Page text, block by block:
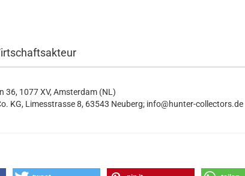
36, 1077 XV, Amsterdam (NL)
KG, Limesstrasse 8, 63543 Neuberg; info@hunter-collectors.de